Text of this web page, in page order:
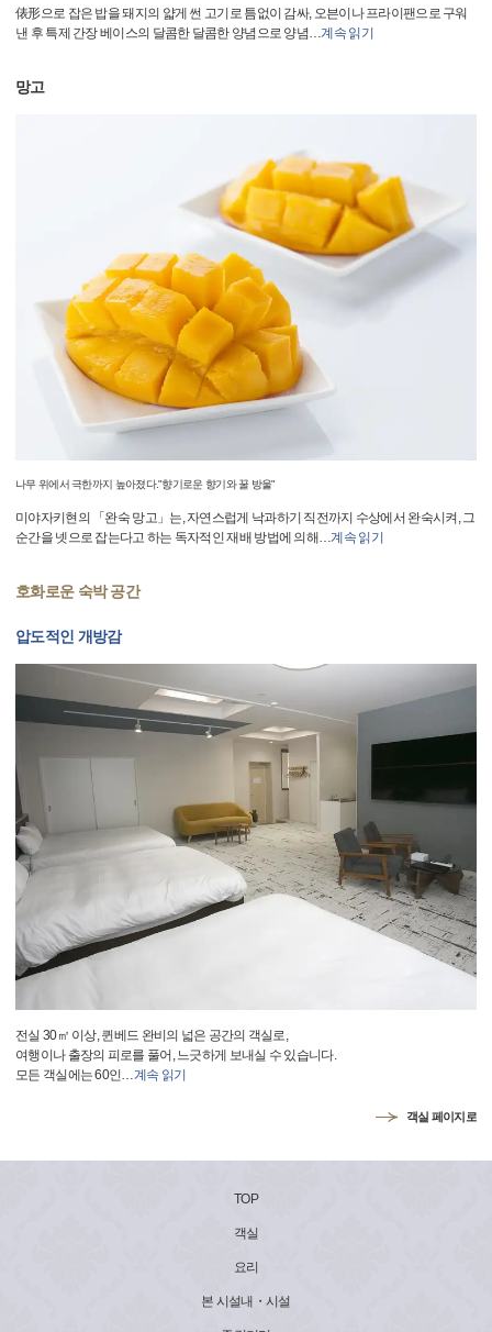
俵形으로 잡은 밥을 돼지의 얇게 썬 고기로 틈없이 감싸, 오븐이나 프라이팬으로 구워
낸 후 특제 간장 베이스의 달콤한 달콤한 양념으로 양념…계속 읽기
망고
나무 위에서 극한까지 높아졌다."향기로운 향기와 꿀 방울"
미야자키현의 「완숙 망고」는, 자연스럽게 낙과하기 직전까지 수상에서 완숙시켜, 그
순간을 넷으로 잡는다고 하는 독자적인 재배 방법에 의해…계속 읽기
호화로운 숙박 공간
압도적인 개방감
전실 30㎡ 이상, 퀸베드 완비의 넓은 공간의 객실로,
여행이나 출장의 피로를 풀어, 느긋하게 보내실 수 있습니다.
모든 객실에는 60인…계속 읽기
객실 페이지로
TOP
객실
요리
본 시설내・시설